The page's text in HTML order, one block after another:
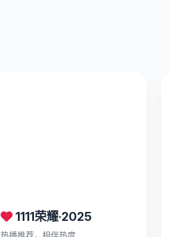
1111荣耀·2025
热播推荐，相伴热度